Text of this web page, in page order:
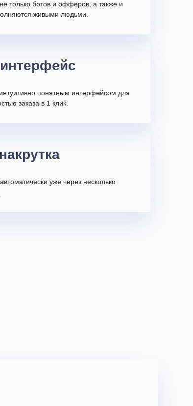
только ботов и офферов, а также и
живыми людьми.
понятным интерфейсом для
заказа в 1 клик.
уже через несколько